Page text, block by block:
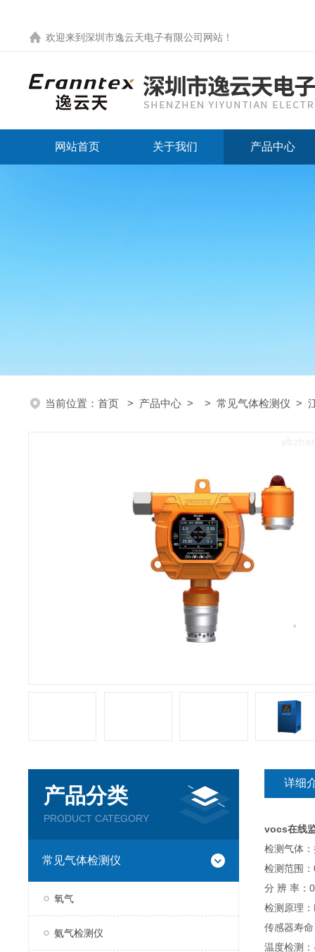
欢迎来到 深圳市逸云天电子有限公司网站 ！
网站首页 关于我们 产品中心
当前位置： 首页 > 产品中心 > > 常见气体检测仪 >
产品分类
PRODUCT CATEGORY
常见气体检测仪
氧气
氨气检测仪
详细
vocs在线
检测气体
检测范围
分 辨 率：
检测原理
传感器寿
温度检测